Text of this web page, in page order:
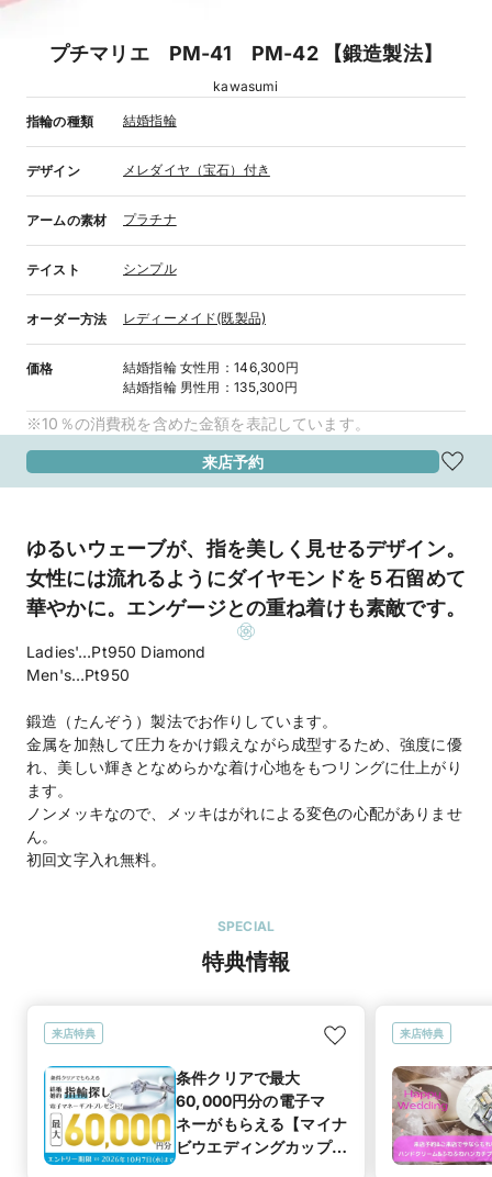
プチマリエ PM-41 PM-42 【鍛造製法】
kawasumi
指輪の種類 結婚指輪
デザイン メレダイヤ（宝石）付き
アームの素材 プラチナ
テイスト シンプル
オーダー方法 レディーメイド(既製品)
価格 結婚指輪 女性用 ：146,300円
結婚指輪 男性用 ：135,300円
※10％の消費税を含めた金額を表記しています。
来店予約
ゆるいウェーブが、指を美しく見せるデザイン。
女性には流れるようにダイヤモンドを５石留めて
華やかに。エンゲージとの重ね着けも素敵です。
Ladies'…Pt950 Diamond
Men's…Pt950
鍛造（たんぞう）製法でお作りしています。
金属を加熱して圧力をかけ鍛えながら成型するため、強度に優
れ、美しい輝きとなめらかな着け心地をもつリングに仕上がり
ます。
ノンメッキなので、メッキはがれによる変色の心配がありませ
ん。
初回文字入れ無料。
SPECIAL
特典情報
来店特典
条件クリアで最大
60,000円分の電子マ
ネーがもらえる【マイナ
ビウエディングカップル
来店特典